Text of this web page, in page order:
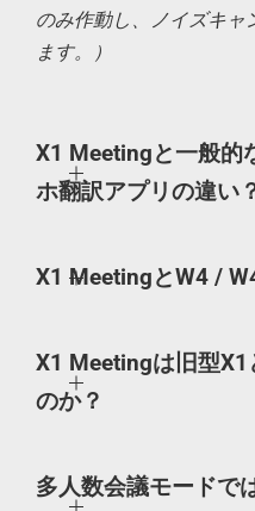
のみ作動し、ノイズキャ
ます。）
X1 Meetingと一般的
ホ翻訳アプリの違い
X1 MeetingとW4 /
X1 Meetingは旧型
のか？
多人数会議モードで